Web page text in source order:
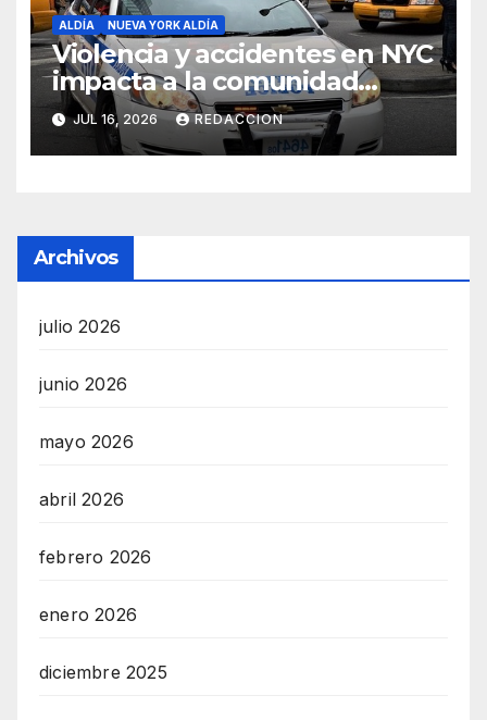
ALDÍA NUEVA YORK ALDÍA
Violencia y accidentes en NYC
impacta a la comunidad
dominicana
JUL 16, 2026 REDACCION
Archivos
julio 2026
junio 2026
mayo 2026
abril 2026
febrero 2026
enero 2026
diciembre 2025